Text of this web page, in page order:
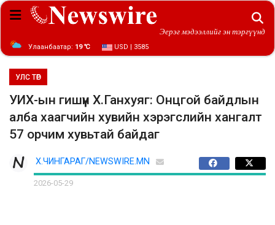
Эерэг мэдээллийг эн тэргүүнд
Улаанбаатар: 19 ℃ USD | 3585
УЛС ТӨР
УИХ-ын гишүүн Х.Ганхуяг: Онцгой байдлын
алба хаагчийн хувийн хэрэгслийн хангалт
57 орчим хувьтай байдаг
Х.ЧИНГАРАГ/NEWSWIRE.MN
2026-05-29